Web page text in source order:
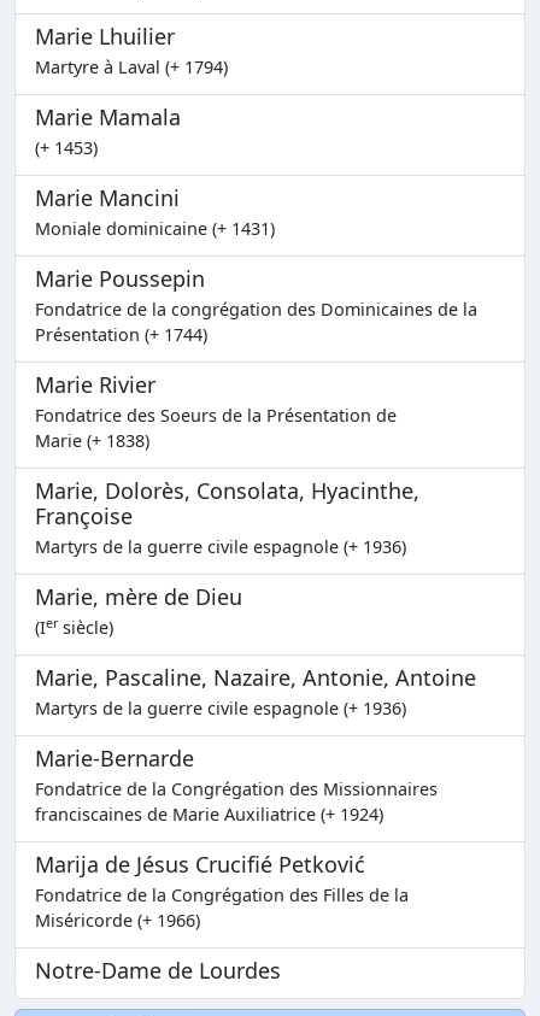
Marie Lhuilier
Martyre à Laval (+ 1794)
Marie Mamala
(+ 1453)
Marie Mancini
Moniale dominicaine (+ 1431)
Marie Poussepin
Fondatrice de la congrégation des Dominicaines de la
Présentation (+ 1744)
Marie Rivier
Fondatrice des Soeurs de la Présentation de
Marie (+ 1838)
Marie, Dolorès, Consolata, Hyacinthe,
Françoise
Martyrs de la guerre civile espagnole (+ 1936)
Marie, mère de Dieu
(Iersiècle)
Marie, Pascaline, Nazaire, Antonie, Antoine
Martyrs de la guerre civile espagnole (+ 1936)
Marie-Bernarde
Fondatrice de la Congrégation des Missionnaires
franciscaines de Marie Auxiliatrice (+ 1924)
Marija de Jésus Crucifié Petković
Fondatrice de la Congrégation des Filles de la
Miséricorde (+ 1966)
Notre-Dame de Lourdes